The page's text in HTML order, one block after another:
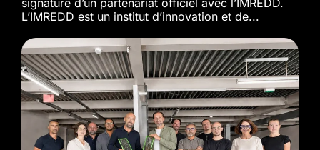
L’IMREDD est un institut d’innovation et de...